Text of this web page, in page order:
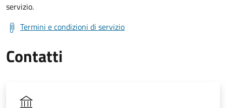
servizio.
Termini e condizioni di servizio
Contatti